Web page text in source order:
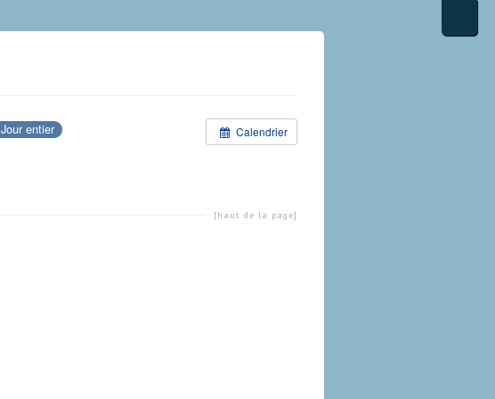
Calendrier
Jour entier
[haut de la page]